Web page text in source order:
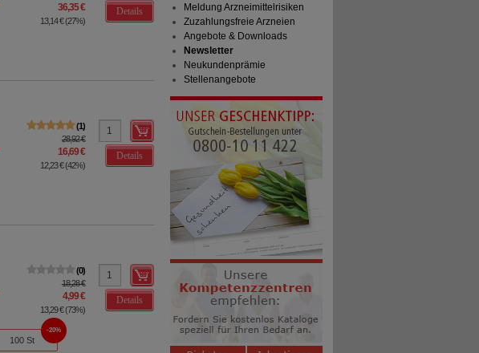
36,35 €
13,14 €(27%)
Details
1
28,92 €
16,69 €
12,23 €(42%)
Details
0
18,28 €
4,99 €
13,29 €(73%)
Details
100 St
20%
Meldung Arzneimittelrisiken
Zuzahlungsfreie Arzneien
Angebote & Downloads
Newsletter
Neukundenprämie
Stellenangebote